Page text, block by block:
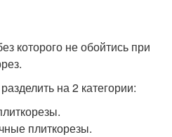
которого не обойтись при
на 2 категории:
плиткорезы.